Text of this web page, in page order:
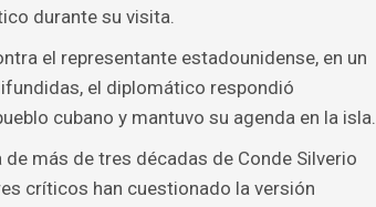
durante su visita.
el representante estadounidense, en un
el diplomático respondió
cubano y mantuvo su agenda en la isla.
más de tres décadas de Conde Silverio
críticos han cuestionado la versión